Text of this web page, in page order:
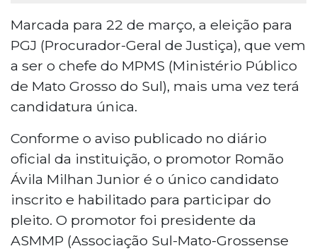
Marcada para 22 de março, a eleição para
PGJ (Procurador-Geral de Justiça), que vem
a ser o chefe do MPMS (Ministério Público
de Mato Grosso do Sul), mais uma vez terá
candidatura única.
Conforme o aviso publicado no diário
oficial da instituição, o promotor Romão
Ávila Milhan Junior é o único candidato
inscrito e habilitado para participar do
pleito. O promotor foi presidente da
ASMMP (Associação Sul-Mato-Grossense